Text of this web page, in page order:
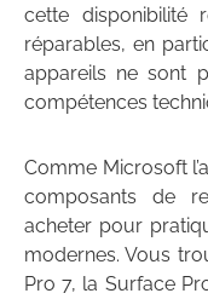
cette disponibilité
réparables, en
appareils ne sont
compétences
Comme Microsoft
composants de
acheter pour
modernes. Vous
Pro 7, la Surface